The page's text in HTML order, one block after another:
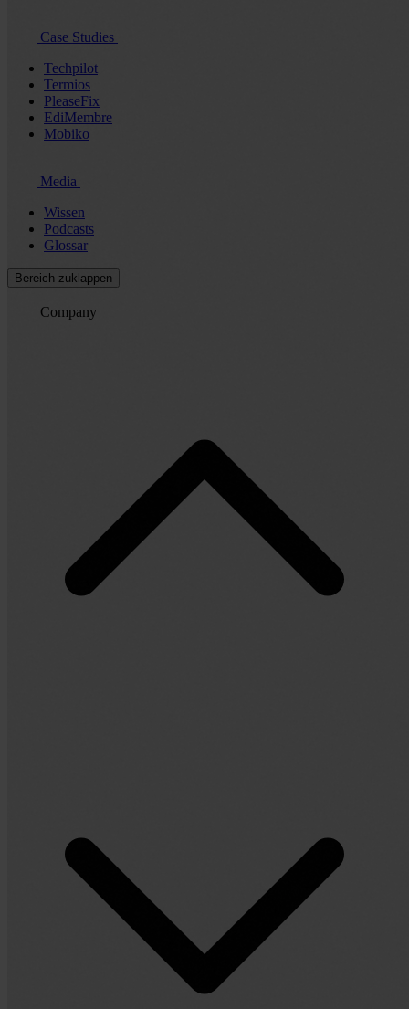
Case Studies
Techpilot
Termios
PleaseFix
EdiMembre
Mobiko
Media
Wissen
Podcasts
Glossar
Bereich zuklappen
Company